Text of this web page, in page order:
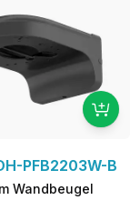
PFB2203W-B
Wandbeugel